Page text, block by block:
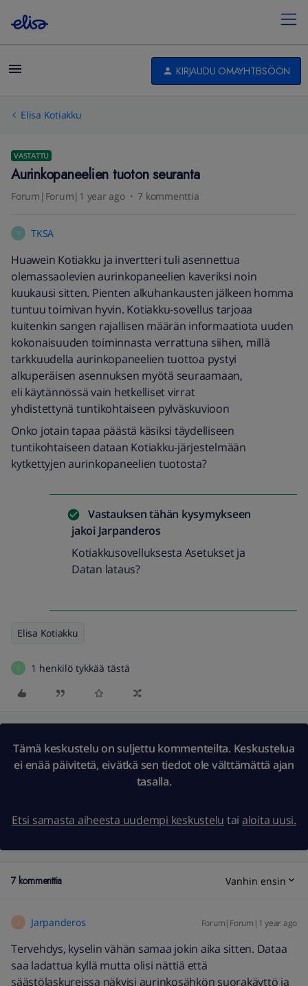
KIRJAUDU OMAYHTEISÖÖN
Elisa Kotiakku
VASTATTU
Aurinkopaneelien tuoton seuranta
Forum|Forum|1 year ago 7 kommenttia
T TKSA
Huawein Kotiakku ja invertteri tuli asennettua
olemassaolevien aurinkopaneelien kaveriksi noin
kuukausi sitten. Pienten alkuhankausten jälkeen homma
tuntuu toimivan hyvin. Kotiakku-sovellus tarjoaa
kuitenkin sangen rajallisen määrän informaatiota uuden
kokonaisuuden toiminnasta verrattuna siihen, millä
tarkkuudella aurinkopaneelien tuottoa pystyi
alkuperäisen asennuksen myötä seuraamaan,
eli käytännössä vain hetkelliset virrat
yhdistettynä tuntikohtaiseen pylväskuvioon
Onko jotain tapaa päästä käsiksi täydelliseen
tuntikohtaiseen dataan Kotiakku-järjestelmään
kytkettyjen aurinkopaneelien tuotosta?
Vastauksen tähän kysymykseen
jakoi Jarpanderos
Kotiakkusovelluksesta Asetukset ja
Datan lataus?
Elisa Kotiakku
S 1 henkilö tykkää tästä
Tämä keskustelu on suljettu kommenteilta. Keskustelua
ei enää päivitetä, eivätkä sen tiedot ole välttämättä ajan
tasalla.
Etsi samasta aiheesta uudempi keskustelu tai aloita uusi.
7 kommenttia Vanhin ensin
Jarpanderos Forum|Forum|1 year ago
Tervehdys, kyselin vähän samaa jokin aika sitten. Dataa
saa ladattua kyllä mutta olisi nättiä että
säästölaskureissa näkyisi aurinkosähkön suorakäyttö ja